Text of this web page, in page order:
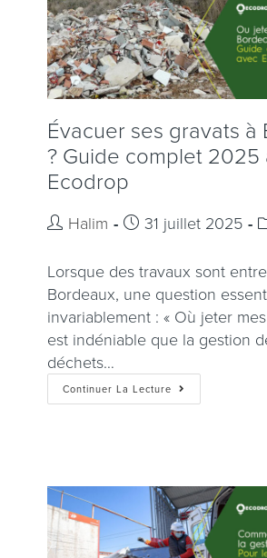
Évacuer ses gravats à
? Guide complet 2025
Ecodrop
Halim 31 juillet 2025
Lorsque des travaux sont
Bordeaux, une question
invariablement : « Où jeter
est indéniable que la gestion
déchets…
Continuer La Lecture